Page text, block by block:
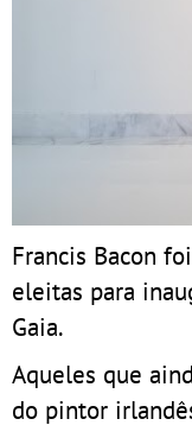
Francis Bacon
eleitas para
Gaia.
Aqueles que
do pintor